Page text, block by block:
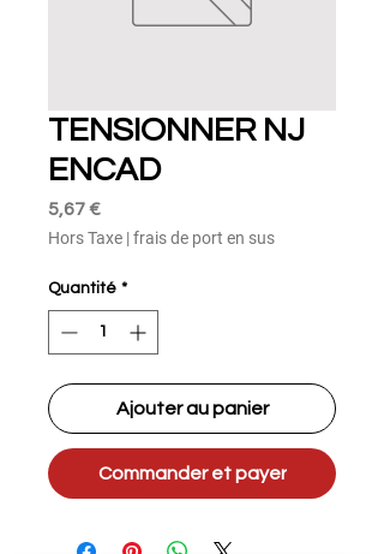
TENSIONNER NJ
ENCAD
5,67 €Prix
Hors Taxe |frais de port en sus
Quantité *
Ajouter au panier
Commander et payer